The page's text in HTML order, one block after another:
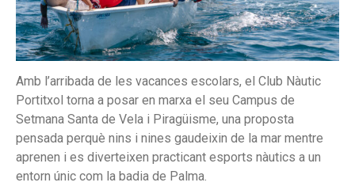
Contacte
Recomanacions per a gaudir de
l’eclipsi solar amb seguretat
Agost torna a vestir de festa el
Club Nàutic Portitxol
Amb l’arribada de les vacances escolars, el Club Nàutic
Portitxol torna a posar en marxa el seu Campus de
Setmana Santa de Vela i Piragüisme, una proposta
pensada perquè nins i nines gaudeixin de la mar mentre
aprenen i es diverteixen practicant esports nàutics a un
entorn únic com la badia de Palma.